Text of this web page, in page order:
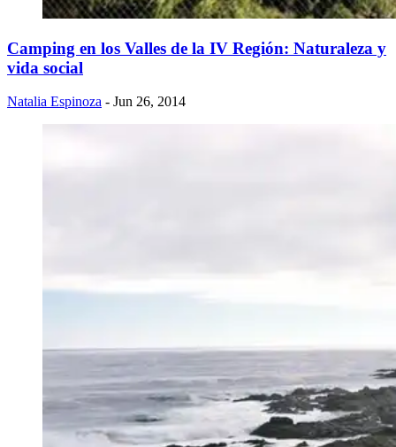
Camping en los Valles de la IV Región: Naturaleza y
vida social
Natalia Espinoza - Jun 26, 2014